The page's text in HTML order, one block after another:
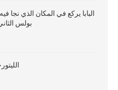
البابا يركع في المكان الذي نجا
بولس